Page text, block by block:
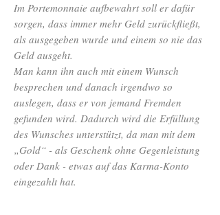
Im Portemonnaie aufbewahrt soll er dafür
sorgen, dass immer mehr Geld zurückfließt,
als ausgegeben wurde und einem so nie das
Geld ausgeht.
Man kann ihn auch mit einem Wunsch
besprechen und danach irgendwo so
auslegen, dass er von jemand Fremden
gefunden wird. Dadurch wird die Erfüllung
des Wunsches unterstützt, da man mit dem
„Gold“ - als Geschenk ohne Gegenleistung
oder Dank - etwas auf das Karma-Konto
eingezahlt hat.